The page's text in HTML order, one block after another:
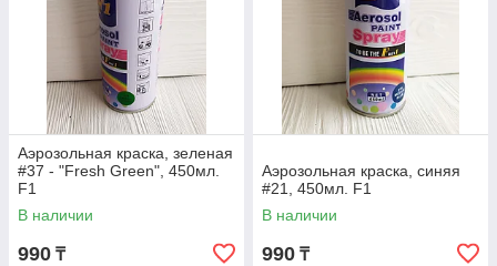
Аэрозольная краска, зеленая
#37 - "Fresh Green", 450мл.
F1
В наличии
990 ₸
Аэрозольная краска, синяя
#21, 450мл. F1
В наличии
990 ₸